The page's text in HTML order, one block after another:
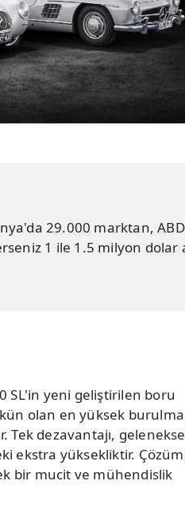
29.000 marktan,
1 ile 1.5 milyon dolar
SL'in yeni geliştirilen boru
olan en yüksek burulma
Tek dezavantajı,
ekstra yüksekliktir.
bir mucit ve mühendislik